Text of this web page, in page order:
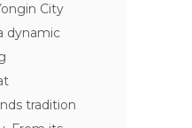
City
dynamic
tradition